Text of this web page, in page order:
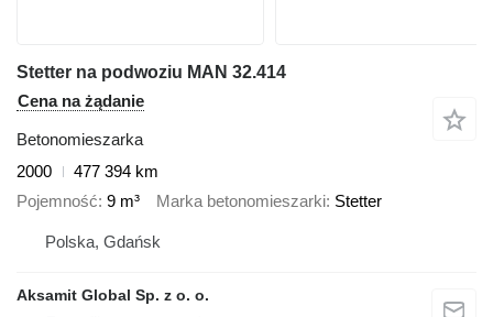
Stetter na podwoziu MAN 32.414
Cena na żądanie
Betonomieszarka
2000
477 394 km
Pojemność 9 m³ Marka betonomieszarki Stetter
Polska, Gdańsk
Aksamit Global Sp. z o. o.